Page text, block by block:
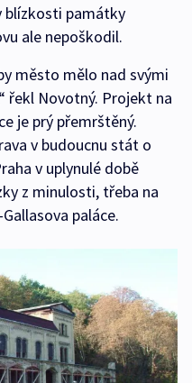
blízkosti památky
ale nepoškodil.
město mělo nad svými
řekl Novotný. Projekt na
je prý přemrštěný.
v budoucnu stát o
v uplynulé době
z minulosti, třeba na
paláce.